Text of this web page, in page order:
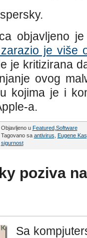
objavljeno
je više
je kritizirana
ovog
kojima je i
a.
Objavljeno u Featured, Software
Tagovano sa antivirus
Eugene
sigurnost
poziva
Sa